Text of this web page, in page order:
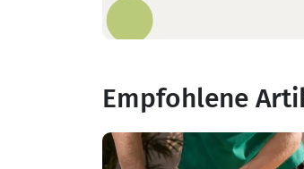
Empfohlene